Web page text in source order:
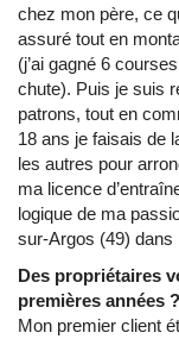
chez mon père, ce
assuré tout en
(j’ai gagné 6
chute). Puis je suis
patrons, tout en
18 ans je faisais de
les autres pour
ma licence
logique de ma
sur-Argos (49) dans
Des propriétaires
premières années ?
Mon premier client